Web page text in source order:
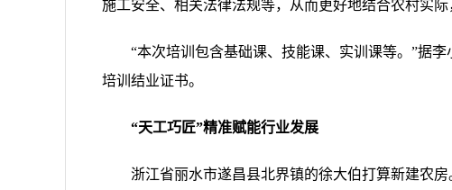
施工安全、相关法律法规等，从而更好地结合农村实
“本次培训包含基础课、技能课、实训课等。”据
培训结业证书。
“天工巧匠”精准赋能行业发展
浙江省丽水市遂昌县北界镇的徐大伯打算新建农